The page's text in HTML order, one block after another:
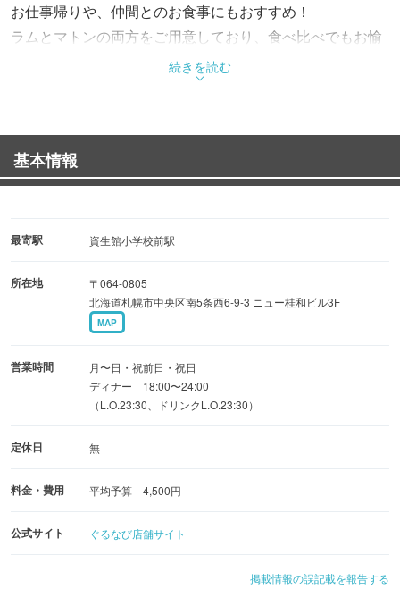
お仕事帰りや、仲間とのお食事にもおすすめ！
ラムとマトンの両方をご用意しており、食べ比べでもお愉
【ラム…生後約12ヶ月以下/柔らかく、臭みが少ない赤身
【マトン…生後24ヶ月以上/旨みとコクが強い】
◆初めてのお客様おすすめ！お一人様1,980円
ルト(ハーフ)
◆生ラム食べ飲み放題コース・全6品
生ビール込120分飲み放題付 6000円⇒5名様以上のご予約
で5500円
その日に仕入れた新鮮ラム肉食べ放題。
カウンター席はお一人様からお食事ができます。
ります。
続きを読む
基本情報
最寄駅 資生館小学校前駅
所在地
〒064-0805
北海道札幌市中央区南5条西6-9-3 ニュー桂和ビル3F
MAP
営業時間
月〜日・祝前日・祝日
ディナー 18:00〜24:00
（L.O.23:30、ドリンクL.O.23:30）
定休日 無
料金・費用 平均予算 4,500円
公式サイト ぐるなび店舗サイト
掲載情報の誤記載を報告する